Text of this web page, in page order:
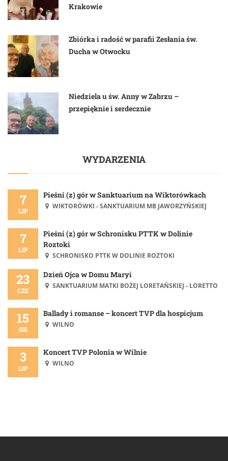
Krakowie
Zbiórka i radość w parafii Zesłania św.
Ducha w Otwocku
Niedziela u św. Anny w Zabrzu –
przepięknie i serdecznie
WYDARZENIA
7
LIP
Pieśni (z) gór w Sanktuarium na Wiktorówkach
WIKTORÓWKI - SANKTUARIUM MB JAWORZYŃSKIEJ
7
LIP
Pieśni (z) gór w Schronisku PTTK w Dolinie
Roztoki
SCHRONISKO PTTK W DOLINIE ROZTOKI
23
CZE
Dzień Ojca w Domu Maryi
SANKTUARIUM MATKI BOŻEJ LORETAŃSKIEJ - LORETTO
15
SIE
Ballady i romanse – koncert TVP dla hospicjum
WILNO
3
LIP
Koncert TVP Polonia w Wilnie
WILNO